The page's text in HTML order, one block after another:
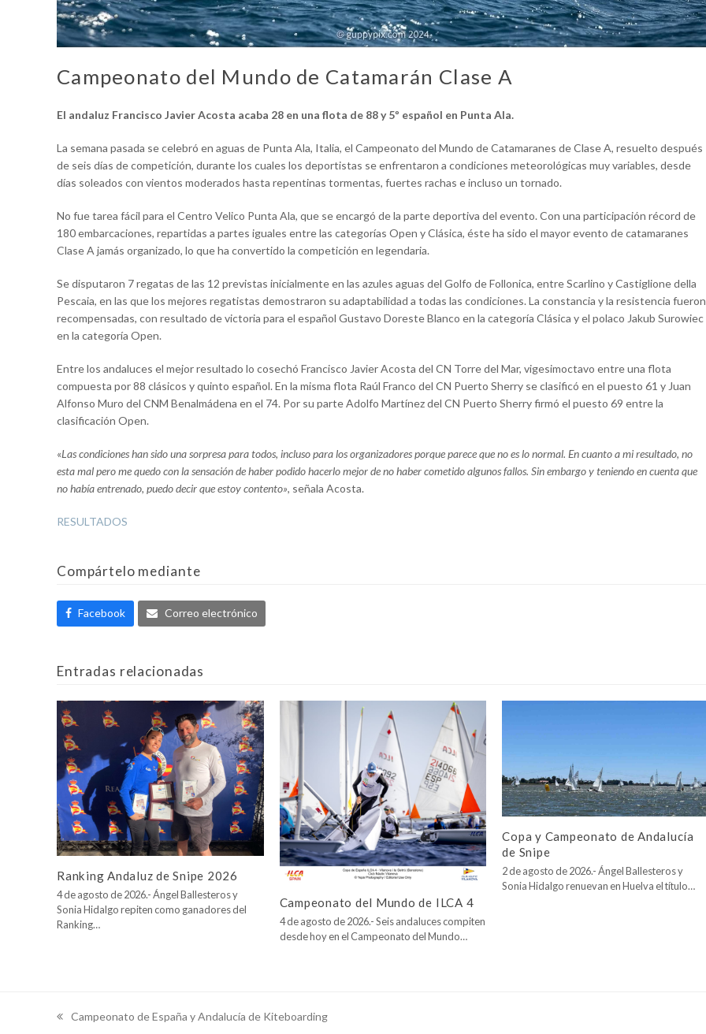
Campeonato del Mundo de Catamarán Clase A
El andaluz Francisco Javier Acosta acaba 28 en una flota de 88 y 5º español en Punta Ala.
La semana pasada se celebró en aguas de Punta Ala, Italia, el Campeonato del Mundo de Catamaranes de Clase A, resuelto después
de seis días de competición, durante los cuales los deportistas se enfrentaron a condiciones meteorológicas muy variables, desde
días soleados con vientos moderados hasta repentinas tormentas, fuertes rachas e incluso un tornado.
No fue tarea fácil para el Centro Velico Punta Ala, que se encargó de la parte deportiva del evento. Con una participación récord de
180 embarcaciones, repartidas a partes iguales entre las categorías Open y Clásica, éste ha sido el mayor evento de catamaranes
Clase A jamás organizado, lo que ha convertido la competición en legendaria.
Se disputaron 7 regatas de las 12 previstas inicialmente en las azules aguas del Golfo de Follonica, entre Scarlino y Castiglione della
Pescaia, en las que los mejores regatistas demostraron su adaptabilidad a todas las condiciones. La constancia y la resistencia fueron
recompensadas, con resultado de victoria para el español Gustavo Doreste Blanco en la categoría Clásica y el polaco Jakub Surowiec
en la categoría Open.
Entre los andaluces el mejor resultado lo cosechó Francisco Javier Acosta del CN Torre del Mar, vigesimoctavo entre una flota
compuesta por 88 clásicos y quinto español. En la misma flota Raúl Franco del CN Puerto Sherry se clasificó en el puesto 61 y Juan
Alfonso Muro del CNM Benalmádena en el 74. Por su parte Adolfo Martínez del CN Puerto Sherry firmó el puesto 69 entre la
clasificación Open.
«Las condiciones han sido una sorpresa para todos, incluso para los organizadores porque parece que no es lo normal. En cuanto a mi resultado, no
esta mal pero me quedo con la sensación de haber podido hacerlo mejor de no haber cometido algunos fallos. Sin embargo y teniendo en cuenta que
no había entrenado, puedo decir que estoy contento», señala Acosta.
RESULTADOS
Compártelo mediante
Facebook Correo electrónico
Entradas relacionadas
Ranking Andaluz de Snipe 2026
4 de agosto de 2026.- Ángel Ballesteros y
Sonia Hidalgo repiten como ganadores del
Ranking…
Campeonato del Mundo de ILCA 4
4 de agosto de 2026.- Seis andaluces compiten
desde hoy en el Campeonato del Mundo…
Copa y Campeonato de Andalucía
de Snipe
2 de agosto de 2026.- Ángel Ballesteros y
Sonia Hidalgo renuevan en Huelva el título…
previous
Campeonato de España y Andalucía de Kiteboarding